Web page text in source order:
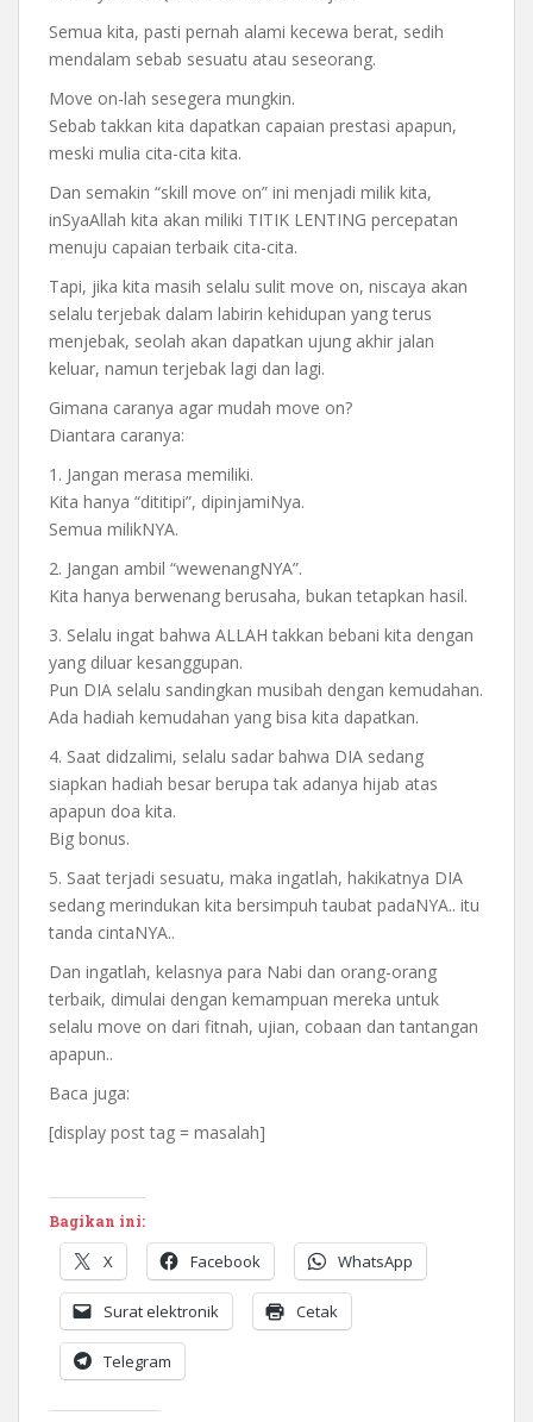
Semua kita, pasti pernah alami kecewa berat, sedih
mendalam sebab sesuatu atau seseorang.
Move on-lah sesegera mungkin.
Sebab takkan kita dapatkan capaian prestasi apapun,
meski mulia cita-cita kita.
Dan semakin “skill move on” ini menjadi milik kita,
inSyaAllah kita akan miliki TITIK LENTING percepatan
menuju capaian terbaik cita-cita.
Tapi, jika kita masih selalu sulit move on, niscaya akan
selalu terjebak dalam labirin kehidupan yang terus
menjebak, seolah akan dapatkan ujung akhir jalan
keluar, namun terjebak lagi dan lagi.
Gimana caranya agar mudah move on?
Diantara caranya:
1. Jangan merasa memiliki.
Kita hanya “dititipi”, dipinjamiNya.
Semua milikNYA.
2. Jangan ambil “wewenangNYA”.
Kita hanya berwenang berusaha, bukan tetapkan hasil.
3. Selalu ingat bahwa ALLAH takkan bebani kita dengan
yang diluar kesanggupan.
Pun DIA selalu sandingkan musibah dengan kemudahan.
Ada hadiah kemudahan yang bisa kita dapatkan.
4. Saat didzalimi, selalu sadar bahwa DIA sedang
siapkan hadiah besar berupa tak adanya hijab atas
apapun doa kita.
Big bonus.
5. Saat terjadi sesuatu, maka ingatlah, hakikatnya DIA
sedang merindukan kita bersimpuh taubat padaNYA.. itu
tanda cintaNYA..
Dan ingatlah, kelasnya para Nabi dan orang-orang
terbaik, dimulai dengan kemampuan mereka untuk
selalu move on dari fitnah, ujian, cobaan dan tantangan
apapun..
Baca juga:
[display post tag = masalah]
Bagikan ini:
X Facebook WhatsApp
Surat elektronik Cetak
Telegram